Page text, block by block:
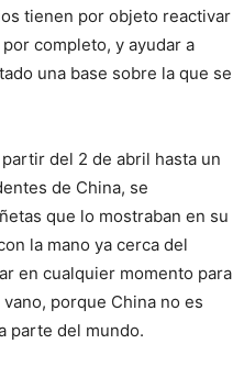
tienen por objeto reactivar
completo, y ayudar a
una base sobre la que se
del 2 de abril hasta un
de China, se
que lo mostraban en su
la mano ya cerca del
en cualquier momento para
porque China no es
parte del mundo.